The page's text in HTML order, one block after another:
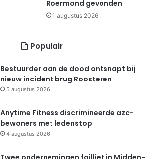
Roermond gevonden
1 augustus 2026
Populair
Bestuurder aan de dood ontsnapt bij
nieuw incident brug Roosteren
5 augustus 2026
Anytime Fitness discrimineerde azc-
bewoners met ledenstop
4 augustus 2026